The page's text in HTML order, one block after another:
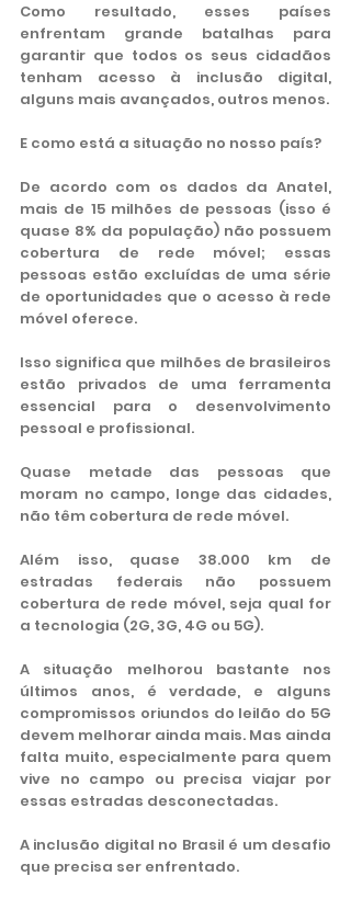
Como resultado, esses países
enfrentam grande batalhas para
garantir que todos os seus cidadãos
tenham acesso à inclusão digital,
alguns mais avançados, outros menos.
E como está a situação no nosso país?
De acordo com os dados da Anatel,
mais de 15 milhões de pessoas (isso é
quase 8% da população) não possuem
cobertura de rede móvel; essas
pessoas estão excluídas de uma série
de oportunidades que o acesso à rede
móvel oferece.
Isso significa que milhões de brasileiros
estão privados de uma ferramenta
essencial para o desenvolvimento
pessoal e profissional.
Quase metade das pessoas que
moram no campo, longe das cidades,
não têm cobertura de rede móvel.
Além isso, quase 38.000 km de
estradas federais não possuem
cobertura de rede móvel, seja qual for
a tecnologia (2G, 3G, 4G ou 5G).
A situação melhorou bastante nos
últimos anos, é verdade, e alguns
compromissos oriundos do leilão do 5G
devem melhorar ainda mais. Mas ainda
falta muito, especialmente para quem
vive no campo ou precisa viajar por
essas estradas desconectadas.
A inclusão digital no Brasil é um desafio
que precisa ser enfrentado.